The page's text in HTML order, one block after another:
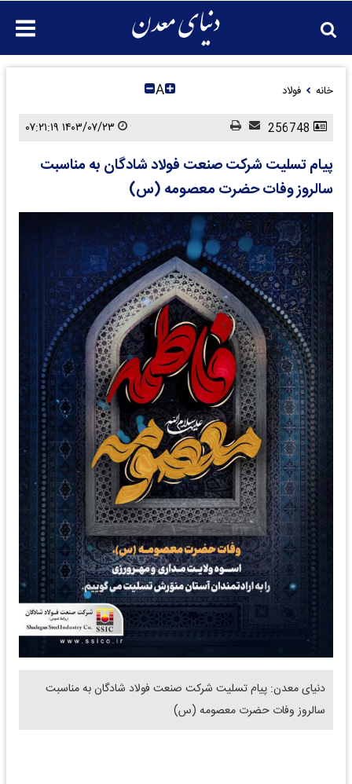
خانه فولاد A
پیام تسلیت شرکت صنعت فولاد شادگان به مناسبت
سالروز وفات حضرت معصومه (س)
دنیای معدن: پیام تسلیت شرکت صنعت فولاد شادگان به مناسبت
سالروز وفات حضرت معصومه (س)